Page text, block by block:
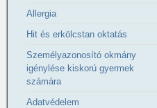
Allergia
Hit és erkölcstan oktatás
Személyazonosító okmány
igénylése kiskorú gyermek
számára
Adatvédelem